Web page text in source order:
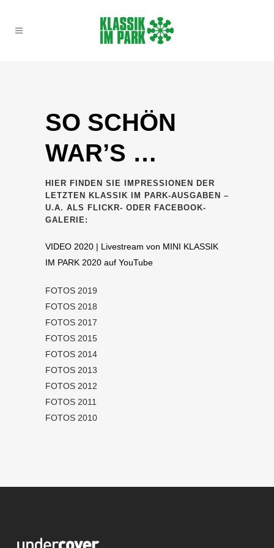
SO SCHÖN
WAR’S …
HIER FINDEN SIE IMPRESSIONEN DER
LETZTEN KLASSIK IM PARK-AUSGABEN –
U.A. ALS FLICKR- ODER FACEBOOK-
GALERIE:
VIDEO 2020 | Livestream von MINI KLASSIK
IM PARK 2020 auf YouTube
FOTOS 2019
FOTOS 2018
FOTOS 2017
FOTOS 2015
FOTOS 2014
FOTOS 2013
FOTOS 2012
FOTOS 2011
FOTOS 2010